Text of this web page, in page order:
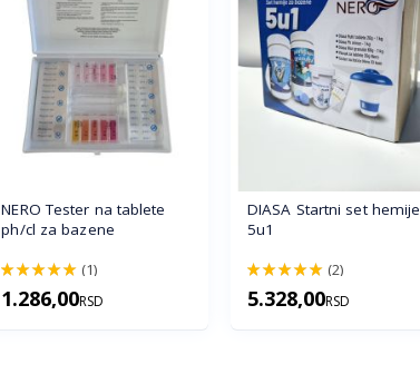
NERO Tester na tablete
ph/cl za bazene
(1)
1.286,00RSD
DIASA Startni set hemije
5u1
(2)
5.328,00RSD